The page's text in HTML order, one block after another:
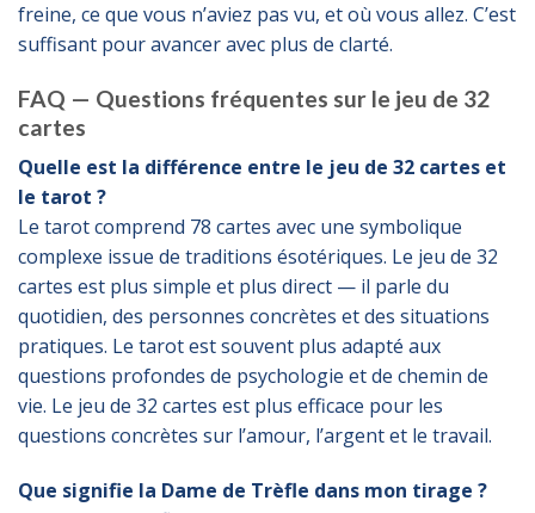
freine, ce que vous n’aviez pas vu, et où vous allez. C’est
suffisant pour avancer avec plus de clarté.
FAQ — Questions fréquentes sur le jeu de 32
cartes
Quelle est la différence entre le jeu de 32 cartes et
le tarot ?
Le tarot comprend 78 cartes avec une symbolique
complexe issue de traditions ésotériques. Le jeu de 32
cartes est plus simple et plus direct — il parle du
quotidien, des personnes concrètes et des situations
pratiques. Le tarot est souvent plus adapté aux
questions profondes de psychologie et de chemin de
vie. Le jeu de 32 cartes est plus efficace pour les
questions concrètes sur l’amour, l’argent et le travail.
Que signifie la Dame de Trèfle dans mon tirage ?